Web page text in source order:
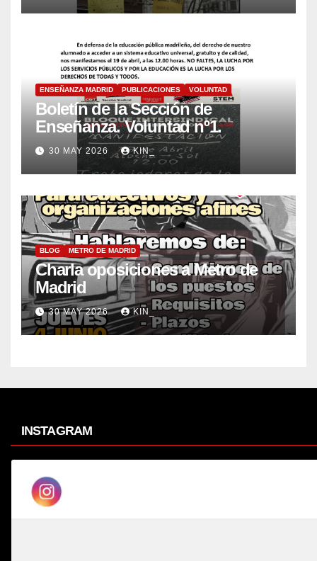
ENSEÑANZA MADRID PUBLICACIONES VOLUNTAD
Boletín de la Sección de
Enseñanza. Voluntad nº1.
30 MAY 2026 KIN_
BLOG METRO DE MADRID
Charla oposiciones a Metro de
Madrid
30 MAY 2026 KIN_
INSTAGRAM